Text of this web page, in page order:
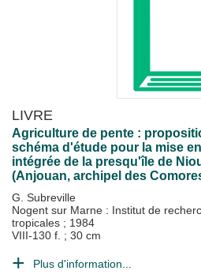
LIVRE
Agriculture de pente :
schéma d'étude pour la mise
intégrée de la presqu'île de
(Anjouan, archipel des
G. Subreville
Nogent sur Marne : Institut de
tropicales ; 1984
VIII-130 f. ; 30 cm
Plus d'information...